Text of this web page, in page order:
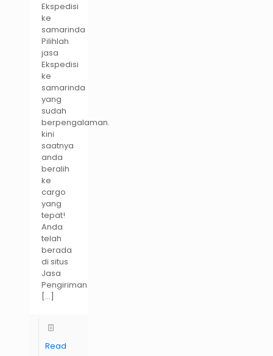
Ekspedisi
ke
samarinda
Pilihlah
jasa
Ekspedisi
ke
samarinda
yang
sudah
berpengalaman.
kini
saatnya
anda
beralih
ke
cargo
yang
tepat!
Anda
telah
berada
di situs
Jasa
Pengiriman
[…]
Read